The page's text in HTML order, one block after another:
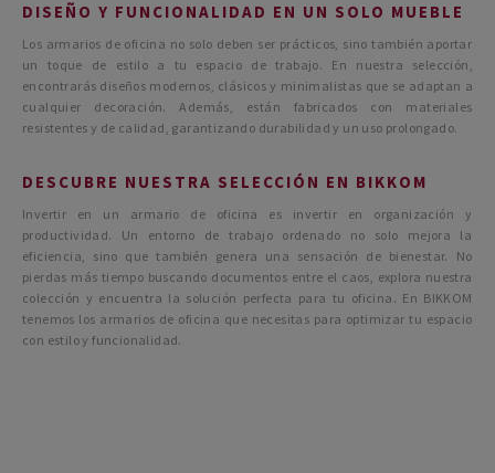
DISEÑO Y FUNCIONALIDAD EN UN SOLO MUEBLE
Los armarios de oficina no solo deben ser prácticos, sino también aportar
un toque de estilo a tu espacio de trabajo. En nuestra selección,
encontrarás diseños modernos, clásicos y minimalistas que se adaptan a
cualquier decoración. Además, están fabricados con materiales
resistentes y de calidad, garantizando durabilidad y un uso prolongado.
DESCUBRE NUESTRA SELECCIÓN EN BIKKOM
Invertir en un armario de oficina es invertir en organización y
productividad. Un entorno de trabajo ordenado no solo mejora la
eficiencia, sino que también genera una sensación de bienestar. No
pierdas más tiempo buscando documentos entre el caos, explora nuestra
colección y encuentra la solución perfecta para tu oficina. En BIKKOM
tenemos los armarios de oficina que necesitas para optimizar tu espacio
con estilo y funcionalidad.